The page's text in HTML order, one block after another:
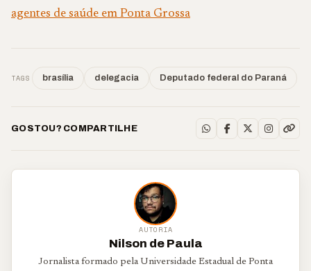
agentes de saúde em Ponta Grossa
TAGS brasília delegacia Deputado federal do Paraná
GOSTOU? COMPARTILHE
AUTORIA
Nilson de Paula
Jornalista formado pela Universidade Estadual de Ponta